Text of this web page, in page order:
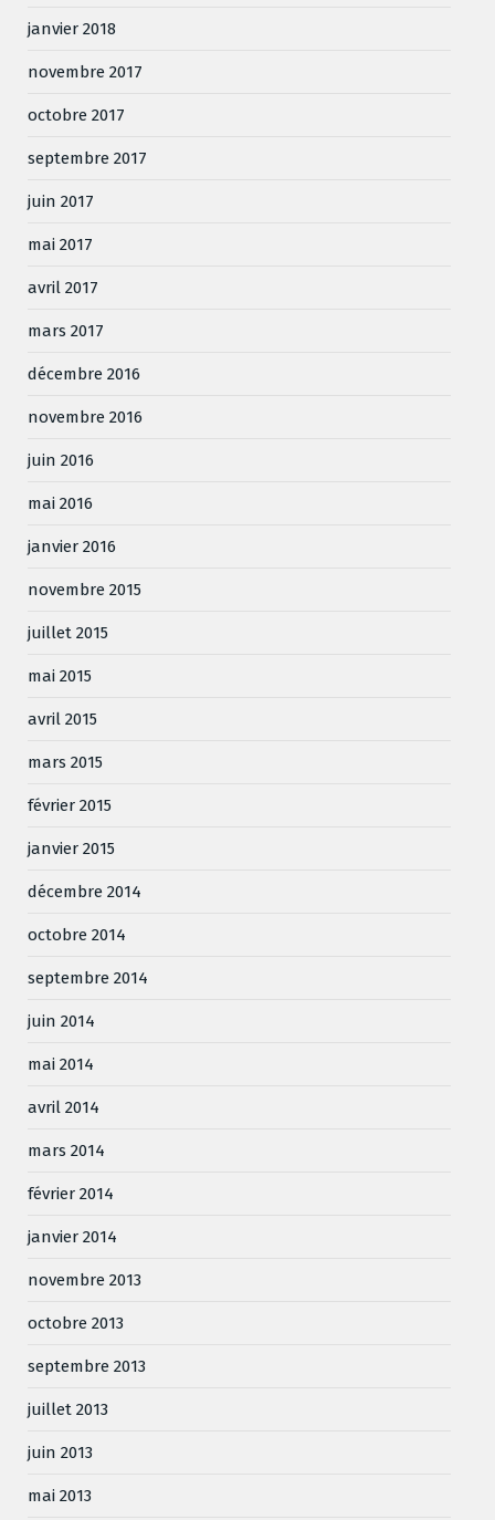
janvier 2018
novembre 2017
octobre 2017
septembre 2017
juin 2017
mai 2017
avril 2017
mars 2017
décembre 2016
novembre 2016
juin 2016
mai 2016
janvier 2016
novembre 2015
juillet 2015
mai 2015
avril 2015
mars 2015
février 2015
janvier 2015
décembre 2014
octobre 2014
septembre 2014
juin 2014
mai 2014
avril 2014
mars 2014
février 2014
janvier 2014
novembre 2013
octobre 2013
septembre 2013
juillet 2013
juin 2013
mai 2013